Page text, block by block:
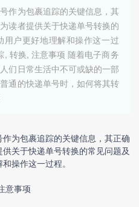
作为包裹追踪的关键信息，其
读者提供关于快递单号转换的
户更好地理解和操作这一过
转换, 注意事项 随着电子商务
们日常生活中不可或缺的一部
通的快递单号时，如何将其转
作为包裹追踪的关键信息，其正确
供关于快递单号转换的常见问题及
操作这一过程。
意事项